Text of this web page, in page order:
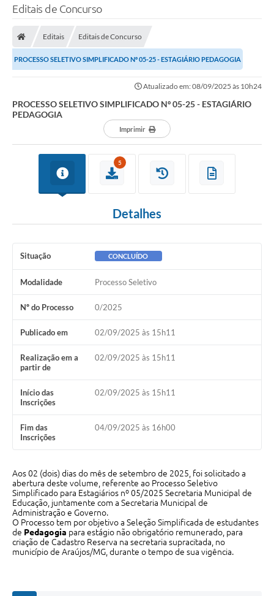
Lei Aldir Blanc 2026
Prefeitura
Licenças Concedidas
DOC Licenciamento Ambiental
Notícias
Concursos e Processos Seletivos
Diário Oficial
Acesso a Informação (Transparência)
Guia de Serviços
Lei Aldir Blanc
Arquivos de Transparência
Lei de Acesso a Informação
Editais
Modelos
Órgãos Municipais
Editais de Concurso
Editais Editais de Concurso
PROCESSO SELETIVO SIMPLIFICADO Nº 05-25 - ESTAGIÁRIO PEDAGOGIA
Atualizado em: 08/09/2025 às 10h24
PROCESSO SELETIVO SIMPLIFICADO Nº 05-25 - ESTAGIÁRIO
PEDAGOGIA
Imprimir
5
Detalhes
Situação CONCLUÍDO
Modalidade Processo Seletivo
Nº do Processo 0/2025
Publicado em 02/09/2025 às 15h11
Realização em a
partir de
02/09/2025 às 15h11
Início das
Inscrições
02/09/2025 às 15h11
Fim das
Inscrições
04/09/2025 às 16h00
Aos 02 (dois) dias do mês de setembro de 2025, foi solicitado a
abertura deste volume, referente ao Processo Seletivo
Simplificado para Estagiários nº 05/2025 Secretaria Municipal de
Educação, juntamente com a Secretaria Municipal de
Administração e Governo.
O Processo tem por objetivo a Seleção Simplificada de estudantes
de Pedagogia para estágio não obrigatório remunerado, para
criação de Cadastro Reserva na secretaria supracitada, no
município de Araújos/MG, durante o tempo de sua vigência.